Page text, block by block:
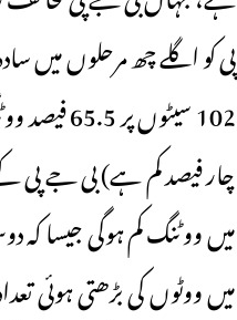
پی کو اگلے چھ مرحلوں میں
چار فیصد کم ہے) بی جے